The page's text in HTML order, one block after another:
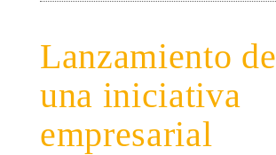
Lanzamiento de
una iniciativa
empresarial